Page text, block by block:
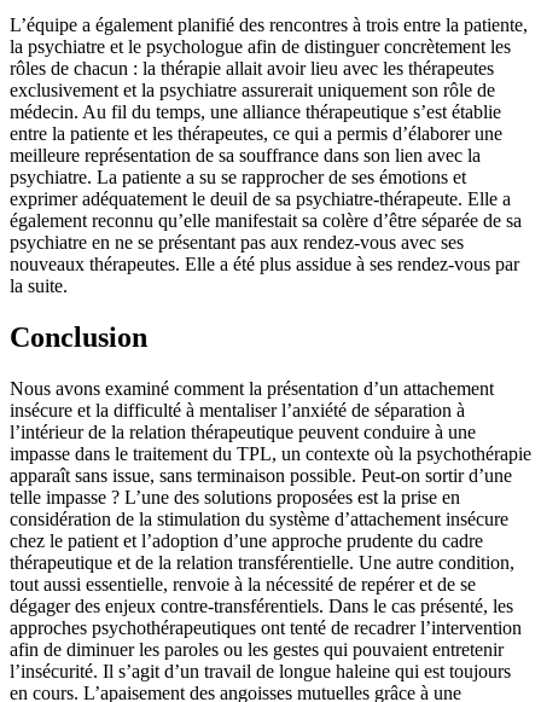
L’équipe a également planifié des rencontres à trois entre la patiente,
la psychiatre et le psychologue afin de distinguer concrètement les
rôles de chacun : la thérapie allait avoir lieu avec les thérapeutes
exclusivement et la psychiatre assurerait uniquement son rôle de
médecin. Au fil du temps, une alliance thérapeutique s’est établie
entre la patiente et les thérapeutes, ce qui a permis d’élaborer une
meilleure représentation de sa souffrance dans son lien avec la
psychiatre. La patiente a su se rapprocher de ses émotions et
exprimer adéquatement le deuil de sa psychiatre-thérapeute. Elle a
également reconnu qu’elle manifestait sa colère d’être séparée de sa
psychiatre en ne se présentant pas aux rendez-vous avec ses
nouveaux thérapeutes. Elle a été plus assidue à ses rendez-vous par
la suite.
Conclusion
Nous avons examiné comment la présentation d’un attachement
insécure et la difficulté à mentaliser l’anxiété de séparation à
l’intérieur de la relation thérapeutique peuvent conduire à une
impasse dans le traitement du TPL, un contexte où la psychothérapie
apparaît sans issue, sans terminaison possible. Peut-on sortir d’une
telle impasse ? L’une des solutions proposées est la prise en
considération de la stimulation du système d’attachement insécure
chez le patient et l’adoption d’une approche prudente du cadre
thérapeutique et de la relation transférentielle. Une autre condition,
tout aussi essentielle, renvoie à la nécessité de repérer et de se
dégager des enjeux contre-transférentiels. Dans le cas présenté, les
approches psychothérapeutiques ont tenté de recadrer l’intervention
afin de diminuer les paroles ou les gestes qui pouvaient entretenir
l’insécurité. Il s’agit d’un travail de longue haleine qui est toujours
en cours. L’apaisement des angoisses mutuelles grâce à une